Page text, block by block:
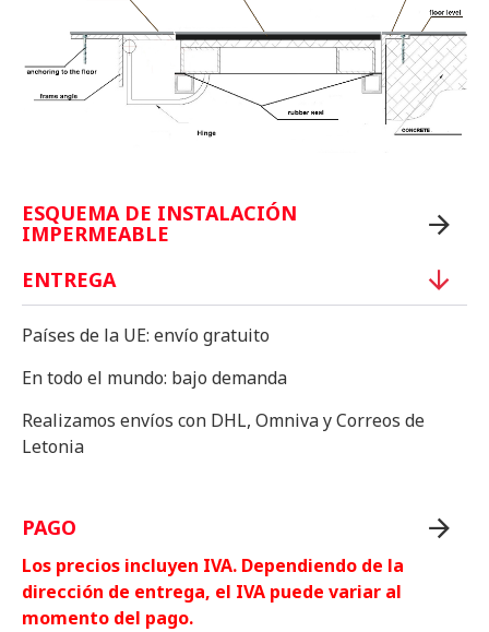
ESQUEMA DE INSTALACIÓN
IMPERMEABLE
ENTREGA
Países de la UE: envío gratuito
En todo el mundo: bajo demanda
Realizamos envíos con DHL, Omniva y Correos de
Letonia
PAGO
Los precios incluyen IVA. Dependiendo de la
dirección de entrega, el IVA puede variar al
momento del pago.